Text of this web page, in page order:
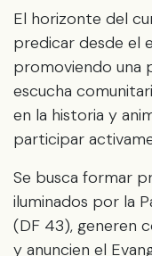
El horizonte del
predicar desde el
promoviendo una
escucha
en la historia y
participar
Se busca formar
iluminados por la
(DF 43), generen
y anuncien el